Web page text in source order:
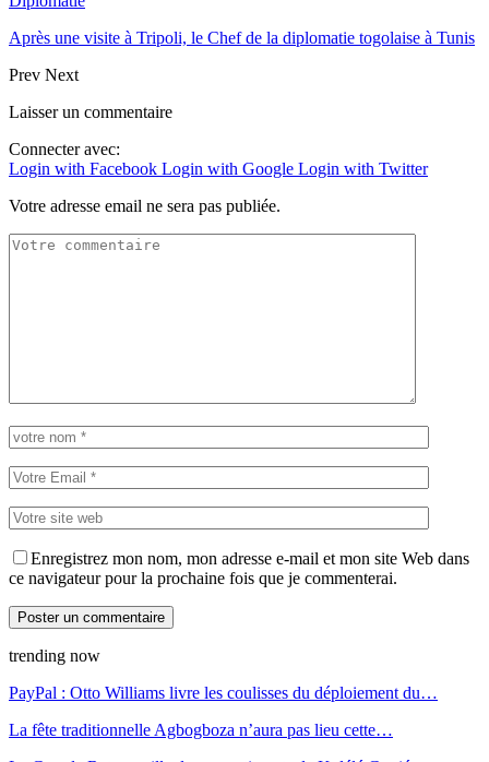
Après une visite à Tripoli, le Chef de la diplomatie togolaise à Tunis
Prev Next
Laisser un commentaire
Connecter avec:
Login with Facebook Login with Google Login with Twitter
Votre adresse email ne sera pas publiée.
Enregistrez mon nom, mon adresse e-mail et mon site Web dans
ce navigateur pour la prochaine fois que je commenterai.
trending now
PayPal : Otto Williams livre les coulisses du déploiement du…
La fête traditionnelle Agbogboza n’aura pas lieu cette…